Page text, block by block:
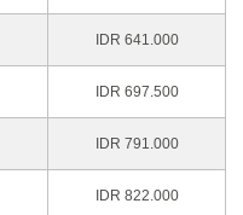
IDR 641.000
IDR 697.500
IDR 791.000
IDR 822.000